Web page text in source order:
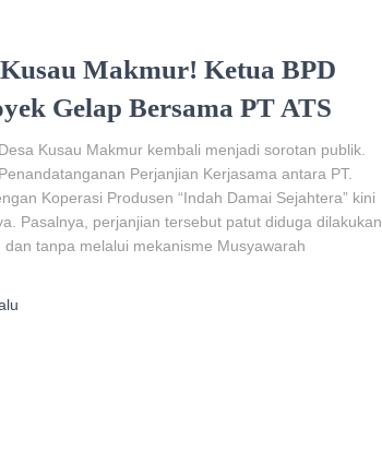
Makmur! Ketua BPD
Gelap Bersama PT ATS
Kusau Makmur kembali menjadi sorotan publik.
Perjanjian Kerjasama antara PT.
Koperasi Produsen “Indah Damai Sejahtera” kini
Pasalnya, perjanjian tersebut patut diduga dilakukan
tanpa melalui mekanisme Musyawarah